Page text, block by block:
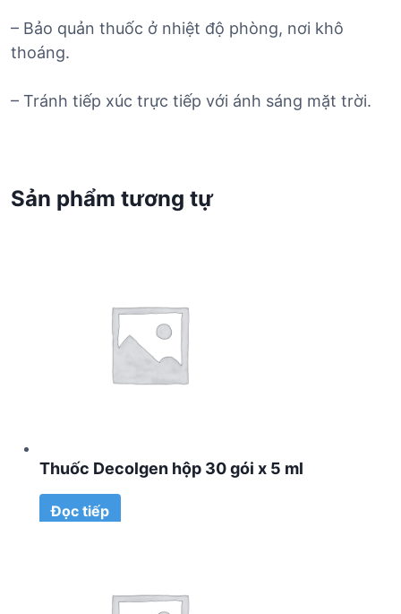
– Bảo quản thuốc ở nhiệt độ phòng, nơi khô
thoáng.
– Tránh tiếp xúc trực tiếp với ánh sáng mặt trời.
Sản phẩm tương tự
Thuốc Decolgen hộp 30 gói x 5 ml
Đọc tiếp